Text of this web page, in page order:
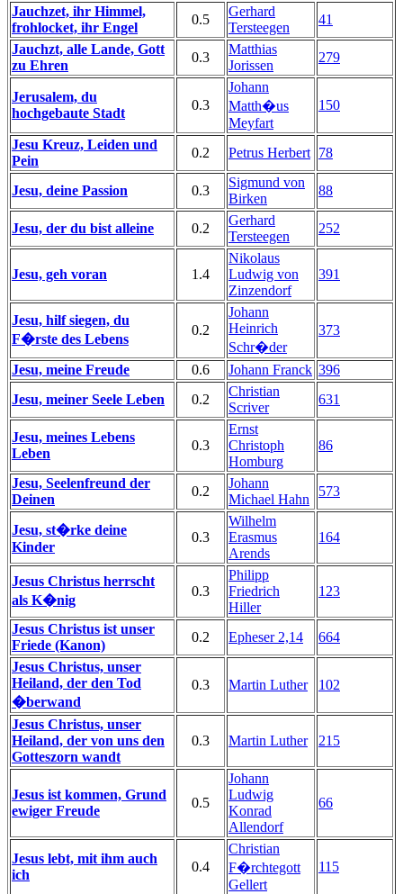
Jauchzet, ihr Himmel,
frohlocket, ihr Engel
0.5
Gerhard
Tersteegen
41
Jauchzt, alle Lande, Gott
zu Ehren
0.3
Matthias
Jorissen
279
Jerusalem, du
hochgebaute Stadt
0.3
Johann
Matth�us
Meyfart
150
Jesu Kreuz, Leiden und
Pein
0.2 Petrus Herbert 78
Jesu, deine Passion 0.3
Sigmund von
Birken
88
Jesu, der du bist alleine 0.2
Gerhard
Tersteegen
252
Jesu, geh voran 1.4
Nikolaus
Ludwig von
Zinzendorf
391
Jesu, hilf siegen, du
F�rste des Lebens
0.2
Johann
Heinrich
Schr�der
373
Jesu, meine Freude 0.6 Johann Franck 396
Jesu, meiner Seele Leben
0.2
Christian
Scriver
631
Jesu, meines Lebens
Leben
0.3
Ernst
Christoph
Homburg
86
Jesu, Seelenfreund der
Deinen
0.2
Johann
Michael Hahn
573
Jesu, st�rke deine
Kinder
0.3
Wilhelm
Erasmus
Arends
164
Jesus Christus herrscht
als K�nig
0.3
Philipp
Friedrich
Hiller
123
Jesus Christus ist unser
Friede (Kanon)
0.2 Epheser 2,14
664
Jesus Christus, unser
Heiland, der den Tod
�berwand
0.3 Martin Luther 102
Jesus Christus, unser
Heiland, der von uns den
Gotteszorn wandt
0.3 Martin Luther 215
Jesus ist kommen, Grund
ewiger Freude
0.5
Johann
Ludwig
Konrad
Allendorf
66
Jesus lebt, mit ihm auch
ich
0.4
Christian
F�rchtegott
Gellert
115